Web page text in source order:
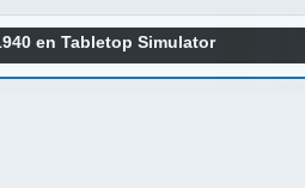
en Tabletop Simulator